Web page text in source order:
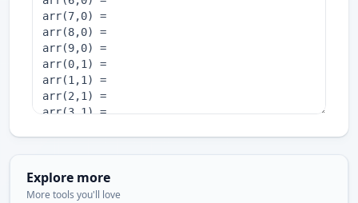
Explore more
More tools you'll love